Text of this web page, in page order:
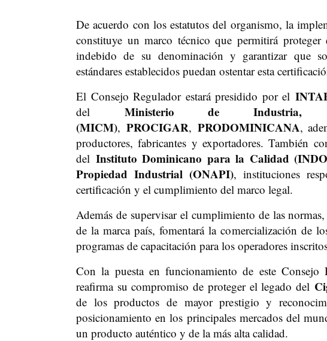
De acuerdo con los estatutos del organismo, la
constituye un marco técnico que permitirá
indebido de su denominación y garantizar que
estándares establecidos puedan ostentar esta
El Consejo Regulador estará presidido por el
del Ministerio de Industria,
(MICM), PROCIGAR, PRODOMINICANA,
productores, fabricantes y exportadores. También
del Instituto Dominicano para la Calidad
Propiedad Industrial (ONAPI), instituciones
certificación y el cumplimiento del marco legal.
Además de supervisar el cumplimiento de las
de la marca país, fomentará la comercialización de
programas de capacitación para los operadores
Con la puesta en funcionamiento de este Consejo
reafirma su compromiso de proteger el legado del
de los productos de mayor prestigio y
posicionamiento en los principales mercados del
un producto auténtico y de la más alta calidad.